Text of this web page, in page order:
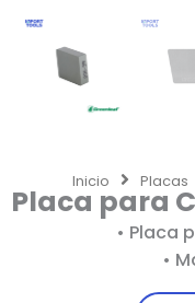
Inicio Placas
Placa para
• Placa
•